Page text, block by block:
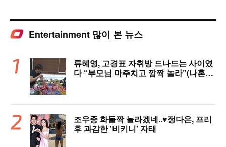
Entertainment 많이 본 뉴스
류혜영, 고경표 자취방 드나드는 사이였
다 “부모님 마주치고 깜짝 놀라”(나혼자
조우종 화들짝 놀라겠네..♥정다은, 프리
후 과감한 '비키니' 자태